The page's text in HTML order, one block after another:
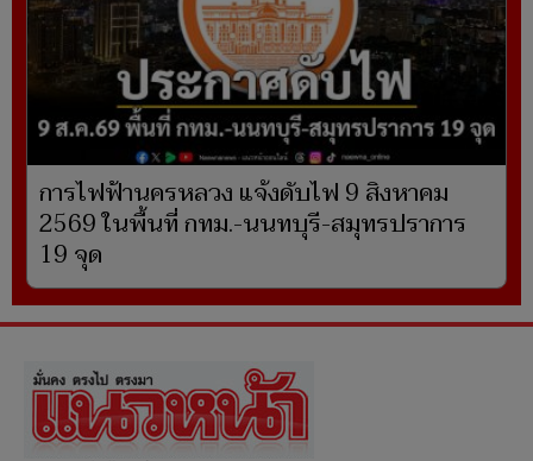
การไฟฟ้านครหลวง แจ้งดับไฟ 9 สิงหาคม
2569 ในพื้นที่ กทม.-นนทบุรี-สมุทรปราการ
19 จุด